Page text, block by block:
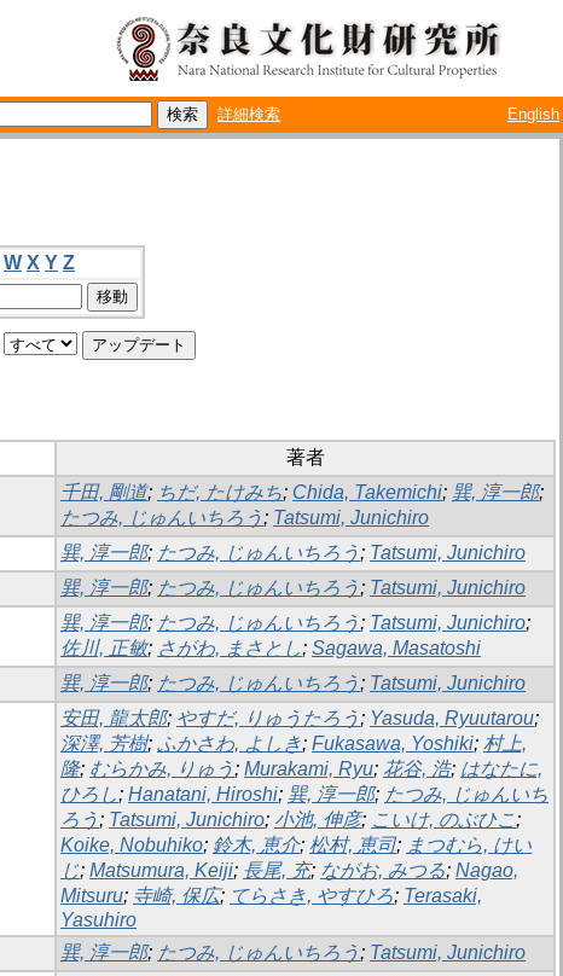
詳細検索 English
W X Y Z
著者
千田, 剛道; ちだ, たけみち; Chida, Takemichi; 巽, 淳一郎;
たつみ, じゅんいちろう ; Tatsumi, Junichiro
巽, 淳一郎; たつみ, じゅんいちろう ; Tatsumi, Junichiro
巽, 淳一郎; たつみ, じゅんいちろう ; Tatsumi, Junichiro
巽, 淳一郎; たつみ, じゅんいちろう ; Tatsumi, Junichiro;
佐川, 正敏; さがわ, まさとし; Sagawa, Masatoshi
巽, 淳一郎; たつみ, じゅんいちろう ; Tatsumi, Junichiro
安田, 龍太郎; やすだ, りゅうたろう ; Yasuda, Ryuutarou;
深澤, 芳樹; ふかさわ, よしき; Fukasawa, Yoshiki; 村上,
隆; むらかみ, りゅう ; Murakami, Ryu; 花谷, 浩; はなたに,
ひろし; Hanatani, Hiroshi; 巽, 淳一郎; たつみ, じゅんいち
ろう ; Tatsumi, Junichiro; 小池, 伸彦; こいけ, のぶひこ;
Koike, Nobuhiko; 鈴木, 恵介; 松村, 恵司; まつむら, けい
じ; Matsumura, Keiji; 長尾, 充; ながお, みつる; Nagao,
Mitsuru; 寺崎, 保広; てらさき, やすひろ; Terasaki,
Yasuhiro
巽, 淳一郎; たつみ, じゅんいちろう ; Tatsumi, Junichiro